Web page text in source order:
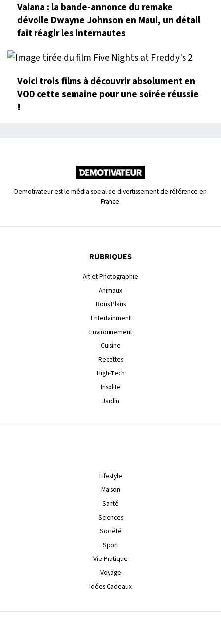
Vaiana : la bande-annonce du remake
dévoile Dwayne Johnson en Maui, un détail
fait réagir les internautes
Voici trois films à découvrir absolument en
VOD cette semaine pour une soirée réussie
!
Demotivateur est le média social de divertissement de référence en
France.
RUBRIQUES
Art et Photographie
Animaux
Bons Plans
Entertainment
Environnement
Cuisine
Recettes
High-Tech
Insolite
Jardin
Lifestyle
Maison
Santé
Sciences
Société
Sport
Vie Pratique
Voyage
Idées Cadeaux